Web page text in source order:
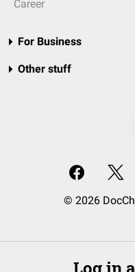
Career
For Business
Other stuff
© 2026